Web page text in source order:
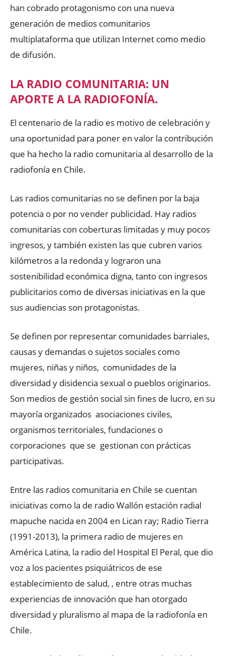
han cobrado protagonismo con una nueva
generación de medios comunitarios
multiplataforma que utilizan Internet como medio
de difusión.
LA RADIO COMUNITARIA: UN
APORTE A LA RADIOFONÍA.
El centenario de la radio es motivo de celebración y
una oportunidad para poner en valor la contribución
que ha hecho la radio comunitaria al desarrollo de la
radiofonía en Chile.
Las radios comunitarias no se definen por la baja
potencia o por no vender publicidad. Hay radios
comunitarias con coberturas limitadas y muy pocos
ingresos, y también existen las que cubren varios
kilómetros a la redonda y lograron una
sostenibilidad económica digna, tanto con ingresos
publicitarios como de diversas iniciativas en la que
sus audiencias son protagonistas.
Se definen por representar comunidades barriales,
causas y demandas o sujetos sociales como
mujeres, niñas y niños, comunidades de la
diversidad y disidencia sexual o pueblos originarios.
Son medios de gestión social sin fines de lucro, en su
mayoría organizados asociaciones civiles,
organismos territoriales, fundaciones o
corporaciones que se gestionan con prácticas
participativas.
Entre las radios comunitaria en Chile se cuentan
iniciativas como la de radio Wallón estación radial
mapuche nacida en 2004 en Lican ray; Radio Tierra
(1991-2013), la primera radio de mujeres en
América Latina, la radio del Hospital El Peral, que dio
voz a los pacientes psiquiátricos de ese
establecimiento de salud, , entre otras muchas
experiencias de innovación que han otorgado
diversidad y pluralismo al mapa de la radiofonía en
Chile.